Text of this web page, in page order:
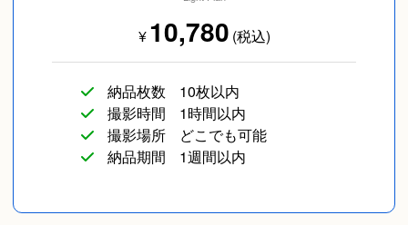
イベント/ライブ コスプレ写真
¥10,780 (税込)
納品枚数
10枚以内
撮影時間
1時間以内
撮影場所
どこでも可能
納品期間
1週間以内